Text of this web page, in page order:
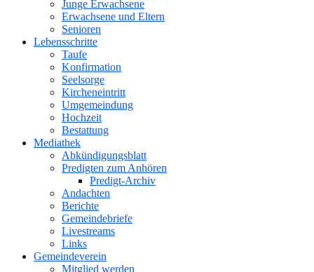
Junge Erwachsene
Erwachsene und Eltern
Senioren
Lebensschritte
Taufe
Konfirmation
Seelsorge
Kircheneintritt
Umgemeindung
Hochzeit
Bestattung
Mediathek
Abkündigungsblatt
Predigten zum Anhören
Predigt-Archiv
Andachten
Berichte
Gemeindebriefe
Livestreams
Links
Gemeindeverein
Mitglied werden